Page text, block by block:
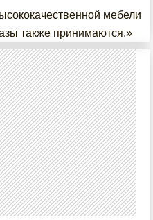
мебели
также принимаются.»